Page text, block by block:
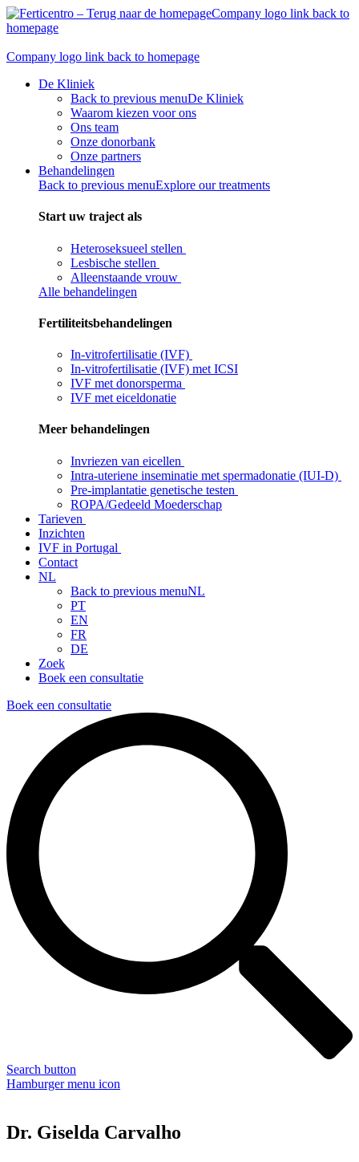
Skip
to
Company logo link back to
homepage
Company logo link back to homepage
De Kliniek
Back to previous menuDe Kliniek
Waarom kiezen voor ons
Ons team
Onze donorbank​
Onze partners
Behandelingen
Back to previous menuExplore our treatments
Start uw traject als
Heteroseksueel stellen
Lesbische stellen
Alleenstaande vrouw
Alle behandelingen
Fertiliteitsbehandelingen
In-vitrofertilisatie (IVF)
In-vitrofertilisatie (IVF) met ICSI
IVF met donorsperma
IVF met eiceldonatie
Meer behandelingen
Invriezen van eicellen
Intra-uteriene inseminatie met spermadonatie (IUI-D)
Pre-implantatie genetische testen
ROPA/Gedeeld Moederschap
Tarieven
Inzichten
IVF in Portugal
Contact
NL
Back to previous menuNL
PT
EN
FR
DE
Zoek
Boek een consultatie
Boek een consultatie
Search button
Hamburger menu icon
Dr. Giselda Carvalho